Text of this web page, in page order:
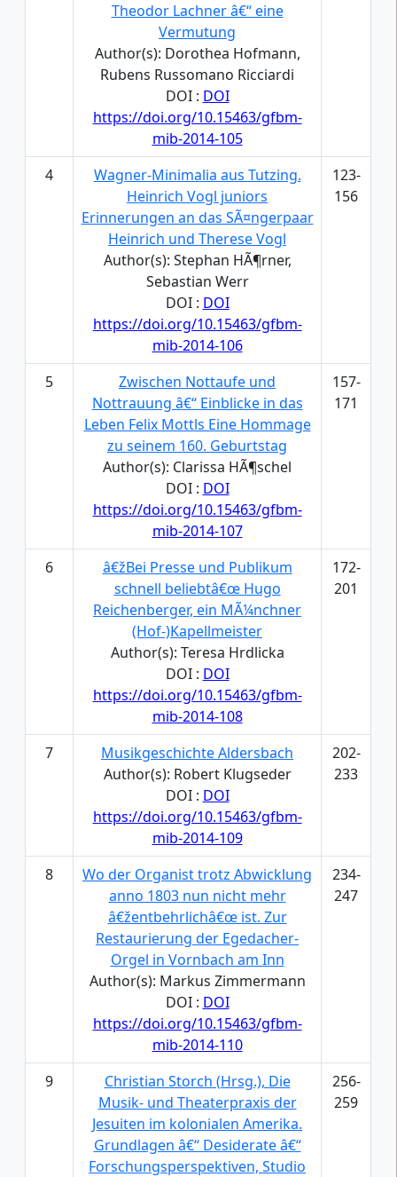
Theodor Lachner â€“ eine
Vermutung
Author(s): Dorothea Hofmann,
Rubens Russomano Ricciardi
DOI : DOI
https://doi.org/10.15463/gfbm-
mib-2014-105
4
Wagner-Minimalia aus Tutzing.
Heinrich Vogl juniors
Erinnerungen an das SÃ¤ngerpaar
Heinrich und Therese Vogl
Author(s): Stephan HÃ¶rner,
Sebastian Werr
DOI : DOI
https://doi.org/10.15463/gfbm-
mib-2014-106
123-
156
5
Zwischen Nottaufe und
Nottrauung â€“ Einblicke in das
Leben Felix Mottls Eine Hommage
zu seinem 160. Geburtstag
Author(s): Clarissa HÃ¶schel
DOI : DOI
https://doi.org/10.15463/gfbm-
mib-2014-107
157-
171
6
â€žBei Presse und Publikum
schnell beliebtâ€œ Hugo
Reichenberger, ein MÃ¼nchner
(Hof-)Kapellmeister
Author(s): Teresa Hrdlicka
DOI : DOI
https://doi.org/10.15463/gfbm-
mib-2014-108
172-
201
7
Musikgeschichte Aldersbach
Author(s): Robert Klugseder
DOI : DOI
https://doi.org/10.15463/gfbm-
mib-2014-109
202-
233
8
Wo der Organist trotz Abwicklung
anno 1803 nun nicht mehr
â€žentbehrlichâ€œ ist. Zur
Restaurierung der Egedacher-
Orgel in Vornbach am Inn
Author(s): Markus Zimmermann
DOI : DOI
https://doi.org/10.15463/gfbm-
mib-2014-110
234-
247
9
Christian Storch (Hrsg.), Die
Musik- und Theaterpraxis der
Jesuiten im kolonialen Amerika.
Grundlagen â€“ Desiderate â€“
Forschungsperspektiven, Studio
256-
259